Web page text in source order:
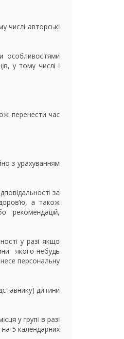
числі авторські
особливостями
у тому числі і
перенести час
з урахуванням
за
а також
рекомендацій,
у разі якщо
якого-небудь
персональну
дитини
у групі в разі
5 календарних